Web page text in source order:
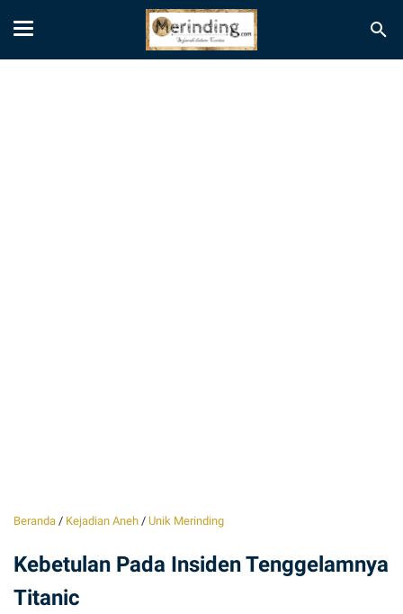
Beranda / Kejadian Aneh / Unik Merinding
Kebetulan Pada Insiden Tenggelamnya
Titanic